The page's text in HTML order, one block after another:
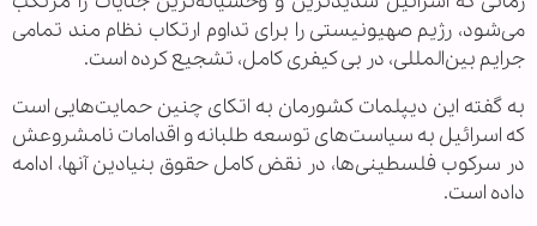
می‌شود، رژیم صهیونیستی را برای تداوم ارتکاب نظام مند تمامی
جرایم بین‌المللی، در بی کیفری کامل، تشجیع کرده است.
به گفته این دیپلمات کشورمان به اتکای چنین حمایت‌هایی است
که اسرائیل به سیاست‌های توسعه طلبانه و اقدامات نامشروعش
در سرکوب فلسطینی‌ها، در نقض کامل حقوق بنیادین آنها، ادامه
داده است.